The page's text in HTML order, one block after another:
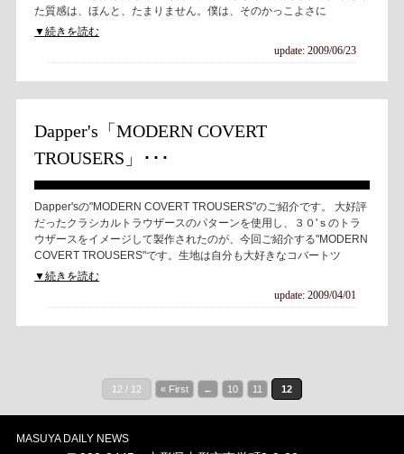
た質感は、ほんと、たまりません。僕は、そのかっこよさに
▼続きを読む
update: 2009/06/23
Dapper's「MODERN COVERT
TROUSERS」･･･
Dapper'sの"MODERN COVERT TROUSERS"のご紹介です。 大好評
だったクラシカルトラウザースのパターンを使用し、３０'ｓのトラ
ウザースをイメージして製作されたのが、今回ご紹介する"MODERN
COVERT TROUSERS"です。生地は自分も大好きなコバートツ
▼続きを読む
update: 2009/04/01
12 / 12 « First ← 10 11 12
MASUYA DAILY NEWS